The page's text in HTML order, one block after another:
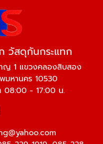
วัสดุกันกระแทก
ญ 1 แขวงคลองสิบสอง
มหานคร 10530
08:00 - 17:00 น.